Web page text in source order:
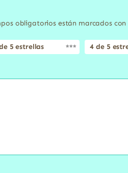
obligatorios están marcados con
5 estrellas 4 de 5